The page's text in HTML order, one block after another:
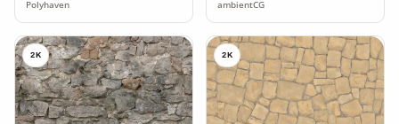
Polyhaven ambientCG
2K 2K